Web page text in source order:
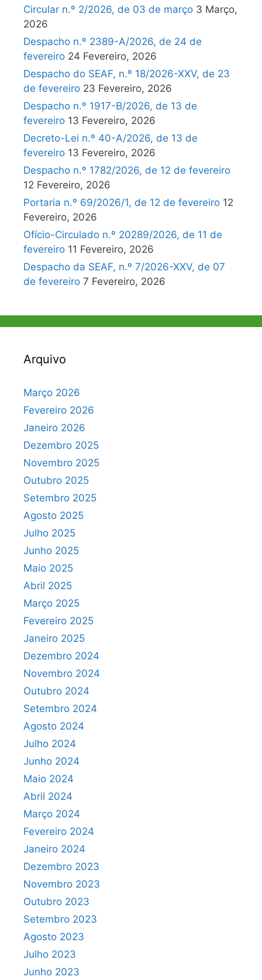
Circular n.º 2/2026, de 03 de março 3 Março,
2026
Despacho n.º 2389-A/2026, de 24 de
fevereiro 24 Fevereiro, 2026
Despacho do SEAF, n.º 18/2026-XXV, de 23
de fevereiro 23 Fevereiro, 2026
Despacho n.º 1917-B/2026, de 13 de
fevereiro 13 Fevereiro, 2026
Decreto-Lei n.º 40-A/2026, de 13 de
fevereiro 13 Fevereiro, 2026
Despacho n.º 1782/2026, de 12 de fevereiro
12 Fevereiro, 2026
Portaria n.º 69/2026/1, de 12 de fevereiro 12
Fevereiro, 2026
Ofício-Circulado n.º 20289/2026, de 11 de
fevereiro 11 Fevereiro, 2026
Despacho da SEAF, n.º 7/2026-XXV, de 07
de fevereiro 7 Fevereiro, 2026
Arquivo
Março 2026
Fevereiro 2026
Janeiro 2026
Dezembro 2025
Novembro 2025
Outubro 2025
Setembro 2025
Agosto 2025
Julho 2025
Junho 2025
Maio 2025
Abril 2025
Março 2025
Fevereiro 2025
Janeiro 2025
Dezembro 2024
Novembro 2024
Outubro 2024
Setembro 2024
Agosto 2024
Julho 2024
Junho 2024
Maio 2024
Abril 2024
Março 2024
Fevereiro 2024
Janeiro 2024
Dezembro 2023
Novembro 2023
Outubro 2023
Setembro 2023
Agosto 2023
Julho 2023
Junho 2023